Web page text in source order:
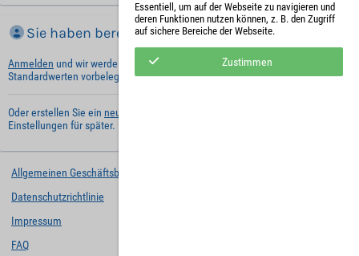
Sie haben bereits ein Konto?
Anmelden und wir werden die notwendigen Informationen mit Ihren
Standardwerten vorbelegen.
Oder erstellen Sie ein neues Benutzerkonto
Einstellungen für später.
Allgemeinen Geschäftsbedingungen
Datenschutzrichtlinie
Impressum
FAQ
Essentiell, um auf der Webseite zu navigieren und
deren Funktionen nutzen können, z. B. den Zugriff
auf sichere Bereiche der Webseite.
Zustimmen